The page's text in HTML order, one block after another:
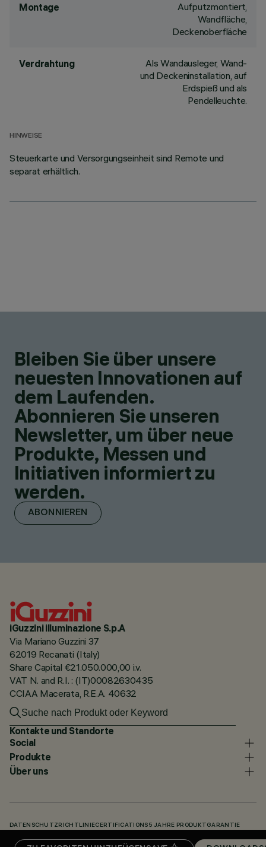
Montage
Aufputzmontiert,
Wandfläche,
Deckenoberfläche
Verdrahtung
Als Wandausleger, Wand-
und Deckeninstallation, auf
Erdspieß und als
Pendelleuchte.
HINWEISE
Steuerkarte und Versorgungseinheit sind Remote und
separat erhältlich.
Bleiben Sie über unsere
neuesten Innovationen auf
dem Laufenden.
Abonnieren Sie unseren
Newsletter, um über neue
Produkte, Messen und
Initiativen informiert zu
werden.
ABONNIEREN
iGuzzini illuminazione S.p.A
Via Mariano Guzzini 37
62019 Recanati (Italy)
Share Capital €21.050.000,00 i.v.
VAT N. and R.I. : (IT)00082630435
CCIAA Macerata, R.E.A. 40632
Kontakte und Standorte
Social
Produkte
Über uns
DATENSCHUTZRICHTLINIECERTIFICATIONS 5 JAHRE PRODUKTGARANTIE